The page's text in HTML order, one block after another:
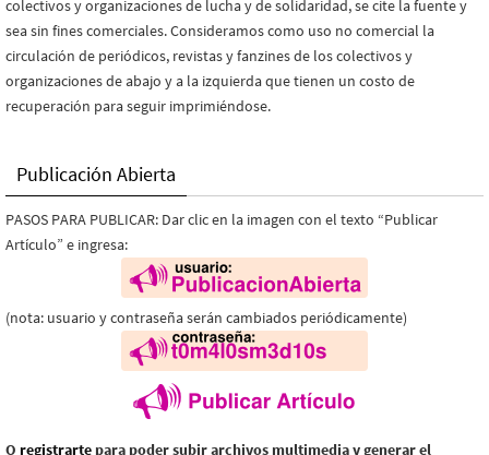
colectivos y organizaciones de lucha y de solidaridad, se cite la fuente y
sea sin fines comerciales. Consideramos como uso no comercial la
circulación de periódicos, revistas y fanzines de los colectivos y
organizaciones de abajo y a la izquierda que tienen un costo de
recuperación para seguir imprimiéndose.
Publicación Abierta
PASOS PARA PUBLICAR: Dar clic en la imagen con el texto “Publicar
Artículo” e ingresa:
(nota: usuario y contraseña serán cambiados periódicamente)
O registrarte para poder subir archivos multimedia y generar el